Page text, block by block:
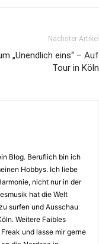
Nächster Artikel
„Unendlich eins“ – Auf
Tour in Köln
Blog. Beruflich bin ich
Hobbys. Ich liebe
nicht nur in der
hat die Welt
surfen und Ausschau
Weitere Faibles
und lasse mir gerne